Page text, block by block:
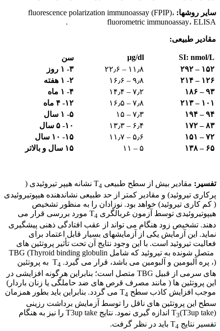
سایر روشها: fluorescence polarization immunoassay (FPIP)،
fluorometric immunoassay، ELISA .
مقادیر طبیعی:
SI: nmol/L
µg/dl
سن
۱۵۲ – ۲۹۲
۱۱٫۸ – ۲۲٫۶
۳- ۱ روز
۱۲۶ – ۲۱۴
۹٫۸ – ۱۶٫۶
۲- ۱ هفته
۹۳ – ۱۸۶
۷٫۲ – ۱۴٫۴
۴- ۱ ماه
۱۰۱ – ۲۱۳
۷٫۸ – ۱۶٫۵
۱۲- ۴ ماه
۹۴ – ۱۹۴
۷٫۳ – ۱۵
۵- ۱ سال
۸۳ – ۱۷۲
۶٫۴ – ۱۳٫۳
۱۰- ۵ سال
۷۲ – ۱۵۱
۵٫۶ – ۱۱٫۷
۱۵- ۱۰ سال
۶۵ – ۱۳۸
۵ – ۱۱ ۱۵ سال و بالاتر
تفسیر: مقادیر بیش از سطح طبیعی T 4
نشانه هیپر تیروئیدی (
پرکاری تیروئید) و مقادیر کمتر از حد طبیعی نشاندهنده هیپوتیروئیدی
( کم کاری تیروئید) خواهد بود. نوزادان را به منظور تشخیص
هیپوتیروئیدی توسط آزمون غربالگری T 4
مورد بررسی قرار می
دهند. تشخیص زود هنگام می تواند از عقب افتادگی ذهنی پیشگیری
نماید. این آزمایش یکی از آزمایشهای بسیار قابل اعتماد برای
فعالیت تیروئید است. با این وجود نتایج آن تحت تأثیر پروتئین های
متصل شونده به تیروئید که شامل TBG (Thyroid binding globulin
)، پره آلبومین و آلبومین می باشد، قرار می گیرد. T
4
به پروتئین
های سرمی از قبیل TBG متصل است؛ بنابراین هرگونه افزایشی در
این پروتئین ها ( مانند مصرف قرص های ضد حاملگی یا زنان باردار)
موجب افزایش کاذب سطح T 4
می گردد. بنابراین باید بطور همزمان
سطح این پروتئین های ناقل را توسط آزمایش برداشت رزینی
T3
(T3up take) اندازه گیری نمود. نتایج T3up take را نیز به هنگام
تفسیر نتایج T 4 باید در نظر گرفت.